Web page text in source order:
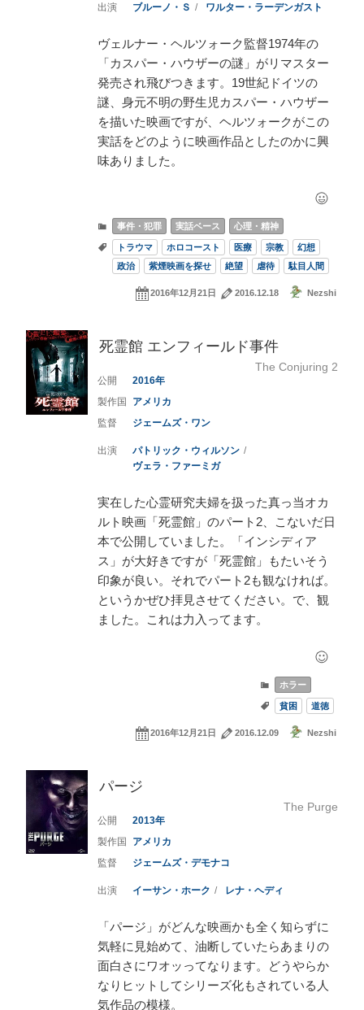
ブルーノ・Ｓ ワルター・ラーデンガスト
ヴェルナー・ヘルツォーク監督1974年の
「カスパー・ハウザーの謎」がリマスター
発売され飛びつきます。19世紀ドイツの
謎、身元不明の野生児カスパー・ハウザー
を描いた映画ですが、ヘルツォークがこの
実話をどのように映画作品としたのかに興
味ありました。
事件・犯罪 実話ベース 心理・精神
トラウマ ホロコースト 医療 宗教
幻想
政治
紫煙映画を探せ 絶望 虐待 駄目人間
2016年12月21日 2016.12.18 Nezshi
死霊館 エンフィールド事件
The Conjuring 2
2016
アメリカ
ジェームズ・ワン
パトリック・ウィルソン
ヴェラ・ファーミガ
実在した心霊研究夫婦を扱った真っ当オカ
ルト映画「死霊館」のパート2、こないだ日
本で公開していました。「インシディア
ス」が大好きですが「死霊館」もたいそう
印象が良い。それでパート2も観なければ。
というかぜひ拝見させてください。で、観
ました。これは力入ってます。
ホラー
貧困 道徳
2016年12月21日 2016.12.09 Nezshi
パージ
The Purge
2013
アメリカ
ジェームズ・デモナコ
イーサン・ホーク レナ・ヘディ
「パージ」がどんな映画かも全く知らずに
気軽に見始めて、油断していたらあまりの
面白さにワオッってなります。どうやらか
なりヒットしてシリーズ化もされている人
気作品の模様。